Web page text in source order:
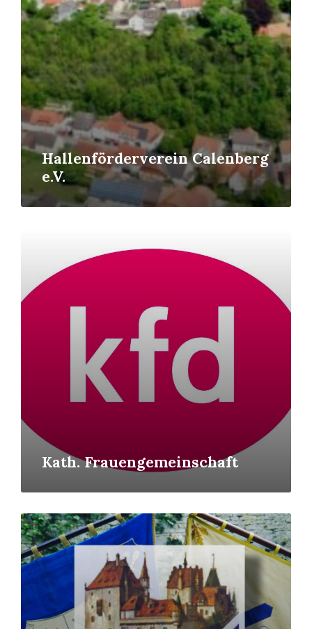
Hallenförderverein Calenberg
e.V.
Kath. Frauengemeinschaft
Read
More